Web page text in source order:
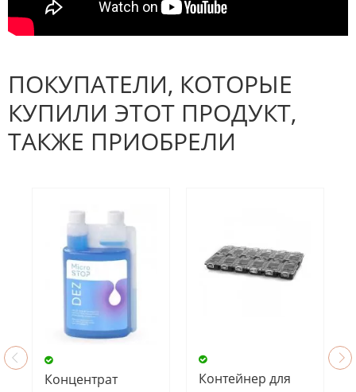
ПОКУПАТЕЛИ, КОТОРЫЕ
КУПИЛИ ЭТОТ ПРОДУКТ,
ТАКЖЕ ПРИОБРЕЛИ
Концентрат
Контейнер для